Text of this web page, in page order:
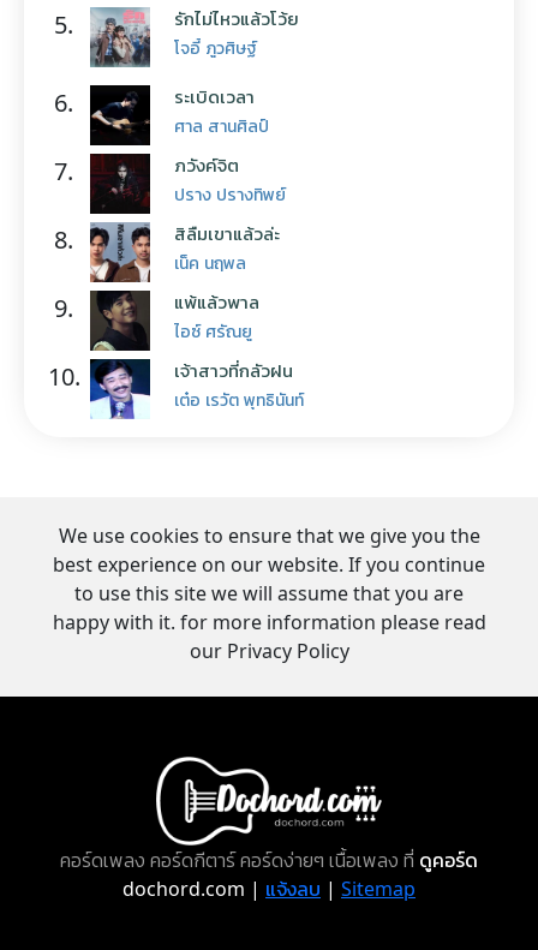
5. รักไม่ไหวแล้วโว้ย
โจอี้ ภูวศิษฐ์
6. ระเบิดเวลา
ศาล สานศิลป์
7. ภวังค์จิต
ปราง ปรางทิพย์
8. สิลืมเขาแล้วล่ะ
เน็ค นฤพล
9. แพ้แล้วพาล
ไอซ์ ศรัณยู
10. เจ้าสาวที่กลัวฝน
เต๋อ เรวัต พุทธินันท์
We use cookies to ensure that we give you the
best experience on our website. If you continue
to use this site we will assume that you are
happy with it. for more information please read
our Privacy Policy
คอร์ดเพลง คอร์ดกีตาร์ คอร์ดง่ายๆ เนื้อเพลง ที่ ดูคอร์ด
dochord.com | แจ้งลบ | Sitemap